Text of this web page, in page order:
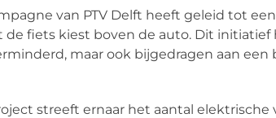
van PTV Delft heeft geleid tot
de fiets kiest boven de auto. Dit
maar ook bijgedragen aan
streeft ernaar het aantal